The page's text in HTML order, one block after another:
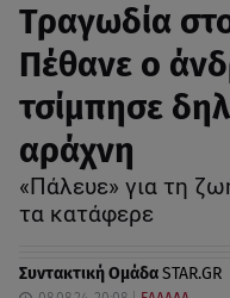
Τραγωδία
Πέθανε ο
τσίμπησε
αράχνη
«Πάλευε» για τη
τα κατάφερε
Συντακτική ΟμάδαSTAR.GR